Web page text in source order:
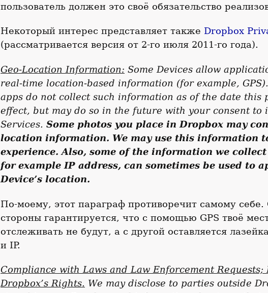
пользователь должен это своё обязательство
Некоторый интерес представляет также Dropbox
(рассматривается версия от 2-го июля 2011-го года).
Geo-Location Information: Some Devices allow
real-time location-based information (for example,
apps do not collect such information as of the date this
effect, but may do so in the future with your consent to
Services. Some photos you place in Dropbox may
location information. We may use this information
experience. Also, some of the information we
for example IP address, can sometimes be used to
Device’s location.
По-моему, этот параграф противоречит самому себе.
стороны гарантируется, что с помощью GPS твоё
отслеживать не будут, а с другой оставляется
и IP.
Compliance with Laws and Law Enforcement Requests;
Dropbox’s Rights. We may disclose to parties outside